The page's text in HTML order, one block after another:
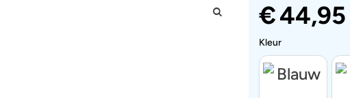
€44,95
Kleur